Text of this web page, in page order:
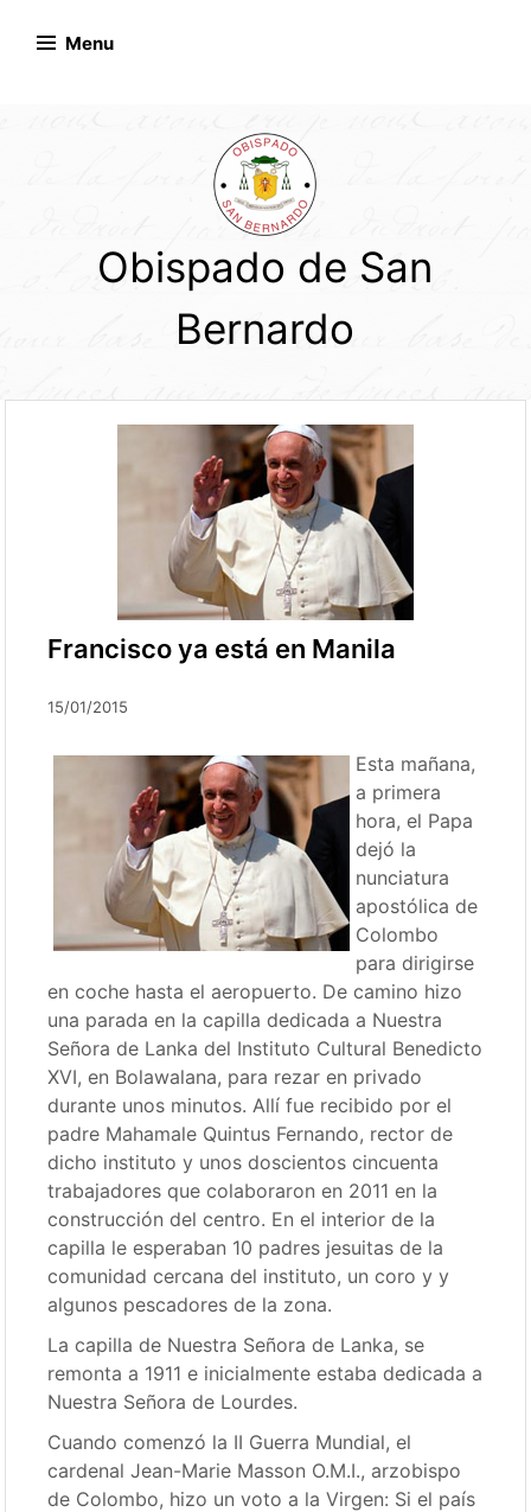
Menu
Obispado de San
Bernardo
Francisco ya está en Manila
15/01/2015
Esta mañana,
a primera
hora, el Papa
dejó la
nunciatura
apostólica de
Colombo
para dirigirse
en coche hasta el aeropuerto. De camino hizo
una parada en la capilla dedicada a Nuestra
Señora de Lanka del Instituto Cultural Benedicto
XVI, en Bolawalana, para rezar en privado
durante unos minutos. Allí fue recibido por el
padre Mahamale Quintus Fernando, rector de
dicho instituto y unos doscientos cincuenta
trabajadores que colaboraron en 2011 en la
construcción del centro. En el interior de la
capilla le esperaban 10 padres jesuitas de la
comunidad cercana del instituto, un coro y y
algunos pescadores de la zona.
La capilla de Nuestra Señora de Lanka, se
remonta a 1911 e inicialmente estaba dedicada a
Nuestra Señora de Lourdes.
Cuando comenzó la II Guerra Mundial, el
cardenal Jean-Marie Masson O.M.I., arzobispo
de Colombo, hizo un voto a la Virgen: Si el país